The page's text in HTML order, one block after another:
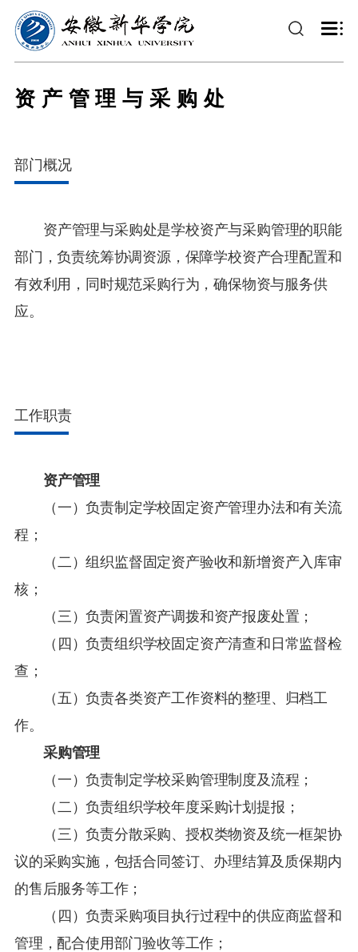
资产管理与采购处
部门概况
资产管理与采购处是学校资产与采购管理的职能
部门，负责统筹协调资源，保障学校资产合理配置和
有效利用，同时规范采购行为，确保物资与服务供
应。
工作职责
资产管理
（一）负责制定学校固定资产管理办法和有关流
程；
（二）组织监督固定资产验收和新增资产入库审
核；
（三）负责闲置资产调拨和资产报废处置；
（四）负责组织学校固定资产清查和日常监督检
查；
（五）负责各类资产工作资料的整理、归档工
作。
采购管理
（一）负责制定学校采购管理制度及流程；
（二）负责组织学校年度采购计划提报；
（三）负责分散采购、授权类物资及统一框架协
议的采购实施，包括合同签订、办理结算及质保期内
的售后服务等工作；
（四）负责采购项目执行过程中的供应商监督和
管理，配合使用部门验收等工作；